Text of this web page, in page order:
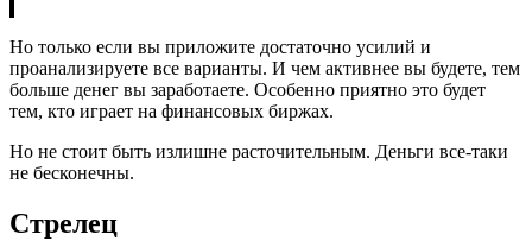
Но только если вы приложите достаточно усилий и
проанализируете все варианты. И чем активнее вы будете, тем
больше денег вы заработаете. Особенно приятно это будет
тем, кто играет на финансовых биржах.
Но не стоит быть излишне расточительным. Деньги все-таки
не бесконечны.
Стрелец